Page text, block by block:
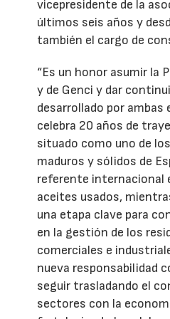
vicepresidente de la
últimos seis años y
también el cargo de
“Es un honor asumir la
y de Genci y dar
desarrollado por ambas
celebra 20 años de
situado como uno de
maduros y sólidos de
referente internacional
aceites usados,
una etapa clave para
en la gestión de los
comerciales e
nueva responsabilidad
seguir trasladando el
sectores con la